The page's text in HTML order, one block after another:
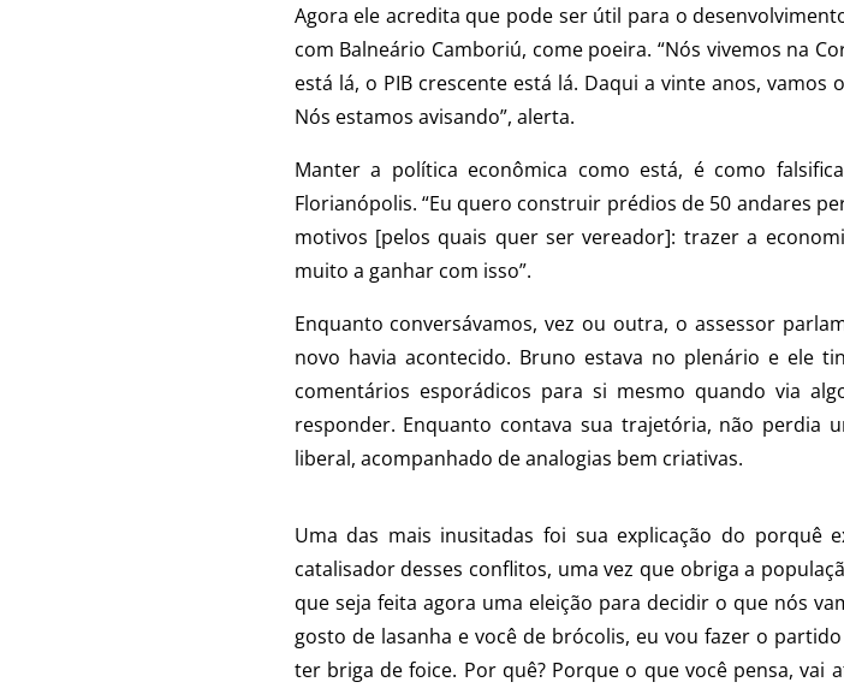
Agora ele acredita que pode ser útil para o
com Balneário Camboriú, come poeira. “Nós vivemos na
está lá, o PIB crescente está lá. Daqui a vinte anos, vamos
Nós estamos avisando”, alerta.
Manter a política econômica como está, é como
Florianópolis. “Eu quero construir prédios de 50 andares
motivos [pelos quais quer ser vereador]: trazer a
muito a ganhar com isso”.
Enquanto conversávamos, vez ou outra, o assessor
novo havia acontecido. Bruno estava no plenário e ele
comentários esporádicos para si mesmo quando via
responder. Enquanto contava sua trajetória, não perdia
liberal, acompanhado de analogias bem criativas.
Uma das mais inusitadas foi sua explicação do porquê
catalisador desses conflitos, uma vez que obriga a
que seja feita agora uma eleição para decidir o que nós
gosto de lasanha e você de brócolis, eu vou fazer o
ter briga de foice. Por quê? Porque o que você pensa, vai